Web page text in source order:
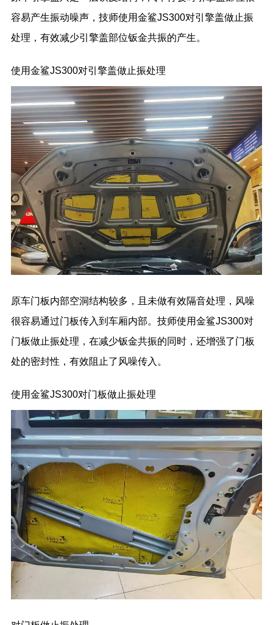
容易产生振动噪声，技师使用金鲨JS300对引擎盖做止振
处理，有效减少引擎盖部位钣金共振的产生。
使用金鲨JS300对引擎盖做止振处理
原车门板内部空洞结构较多，且未做有效隔音处理，风噪
很容易通过门板传入到车厢内部。技师使用金鲨JS300对
门板做止振处理，在减少钣金共振的同时，还增强了门板
处的密封性，有效阻止了风噪传入。
使用金鲨JS300对门板做止振处理